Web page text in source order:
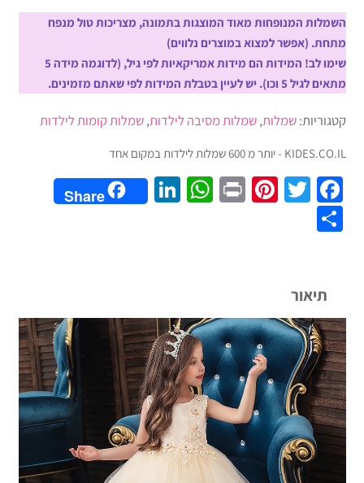
קומות
לילדות
ללא
שרוולים,
רקמה
פרחונית
ואבנים
משובצות,
גובה
ברך
צבעים
לבחירה
השמלות המנופחות מאוד המוצגות בתמונה, מצריכות טול מנפח
מתחת. (אפשר למצוא במוצרים נלווים)
שימו לב! המידות הם מידות אמריקאיות לפי גיל, (לדוגמה מידה 5
מתאים לגיל 5 וכו). יש לעיין בטבלת המידות לפי שאתם מזמינים.
קטגוריות:שמלות,שמלות מסיבה לילדות,שמלות קומות לילדות
KIDES.CO.IL - יותר מ 600 שמלות לילדות במקום אחד
Facebook
Twitter
Pinterest
Print
WhatsApp
LinkedIn
Share
תיאור